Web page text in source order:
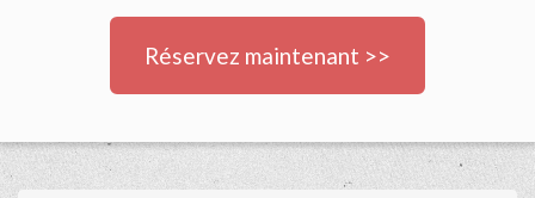
Réservez maintenant >>